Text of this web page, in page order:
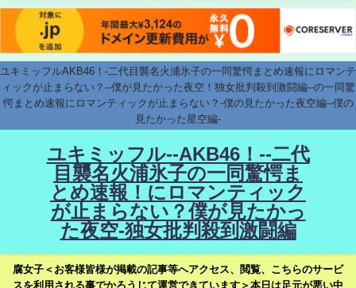
ユキミッフルAKB46！-二代目襲名火浦氷子の一同驚愕まとめ速報にロマンテ
ィックが止まらない？--僕が見たかった夜空！独女批判殺到激闘編--の一同驚
愕まとめ速報にロマンティックが止まらない？-僕の見たかった夜空編--僕の
見たかった星空編-
ユキミッフル--AKB46！--二代
目襲名火浦氷子の一同驚愕ま
とめ速報！にロマンティック
が止まらない？僕が見たかっ
た夜空-独女批判殺到激闘編
腐女子＜お客様皆様が掲載の記事等へアクセス、閲覧、こちらのサービ
スを利用される事でかろうじて運営できています＞本日は足元が悪い中